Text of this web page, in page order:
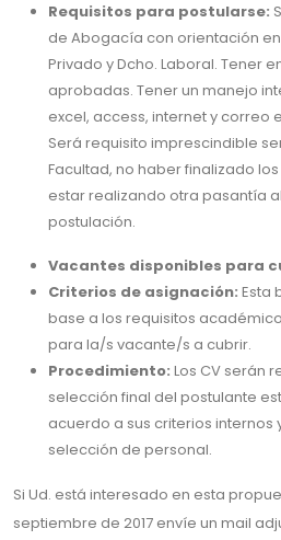
Requisitos para postularse:
de Abogacía con orientación
Privado y Dcho. Laboral. Tener
aprobadas. Tener un manejo
excel, access, internet y correo
Será requisito imprescindible
Facultad, no haber finalizado
estar realizando otra pasantía
postulación.
Vacantes disponibles para
Criterios de asignación: Esta
base a los requisitos
para la/s vacante/s a cubrir.
Procedimiento: Los CV serán
selección final del postulante
acuerdo a sus criterios
selección de personal.
Si Ud. está interesado en esta
septiembre de 2017 envíe un mail